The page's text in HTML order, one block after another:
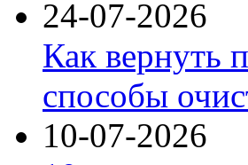
24-07-2026
Как вернуть
способы
10-07-2026